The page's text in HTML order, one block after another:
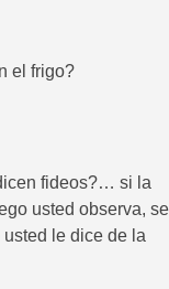
el frigo?
fideos?… si la
usted observa, se
le dice de la